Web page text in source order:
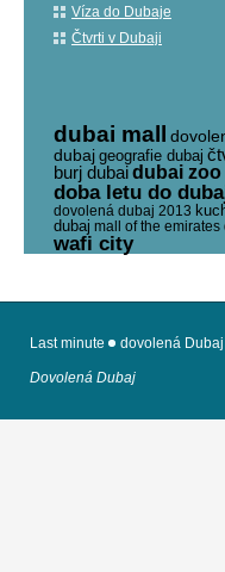
Víza do Dubaje
Čtvrti v Dubaji
dubai mall
dubaj geografie dubaj
burj dubaidubai zoo
doba letu do
dovolená dubaj 2013
dubaj mall of the emirates
wafi city
Last minute dovolená Dubaj
Dovolená Dubaj